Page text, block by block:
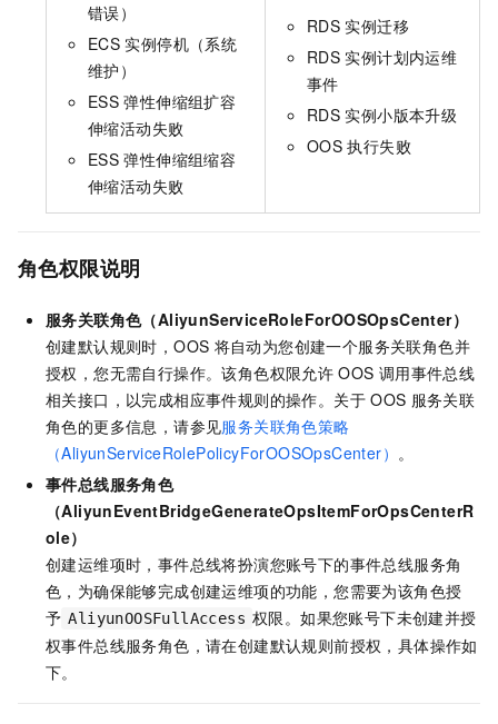
错误）
ECS 实例停机（系统
维护）
ESS 弹性伸缩组扩容
伸缩活动失败
ESS 弹性伸缩组缩容
伸缩活动失败
RDS 实例迁移
RDS 实例计划内运维
事件
RDS 实例小版本升级
OOS 执行失败
角色权限说明
服务关联角色（AliyunServiceRoleForOOSOpsCenter）
创建默认规则时，OOS 将自动为您创建一个服务关联角色并
授权，您无需自行操作。该角色权限允许 OOS 调用事件总线
相关接口，以完成相应事件规则的操作。关于 OOS 服务关联
角色的更多信息，请参见服务关联角色策略
（AliyunServiceRolePolicyForOOSOpsCenter） 。
事件总线服务角色
（AliyunEventBridgeGenerateOpsItemForOpsCenterR
ole）
创建运维项时，事件总线将扮演您账号下的事件总线服务角
色，为确保能够完成创建运维项的功能，您需要为该角色授
予 AliyunOOSFullAccess 权限。如果您账号下未创建并授
权事件总线服务角色，请在创建默认规则前授权，具体操作如
下。